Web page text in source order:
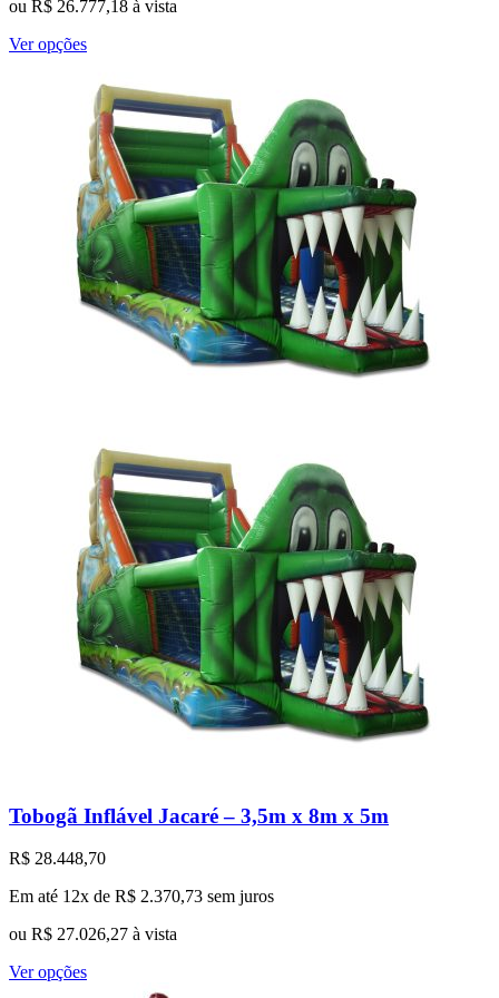
ou R$ 26.777,18 à vista
Ver opçõesEste
tem
várias
variantes.
As
opções
podem
ser
escolhidas
na
página
do
produto
Tobogã Inflável Jacaré – 3,5m x 8m x 5m
R$ 28.448,70
Em até 12x de R$ 2.370,73 sem juros
ou R$ 27.026,27 à vista
Ver opçõesEste